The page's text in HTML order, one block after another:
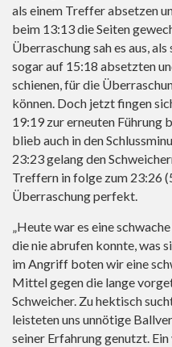
als einem Treffer absetzen
beim 13:13 die Seiten
Überraschung sah es aus,
sogar auf 15:18 absetzten
schienen, für die
können. Doch jetzt fingen
19:19 zur erneuten Führung
blieb auch in den
23:23 gelang den
Treffern in folge zum 23:26
Überraschung perfekt.
„Heute war es eine
die nie abrufen konnte, was
im Angriff boten wir eine
Mittel gegen die lange
Schweicher. Zu hektisch
leisteten uns unnötige
seiner Erfahrung genutzt.